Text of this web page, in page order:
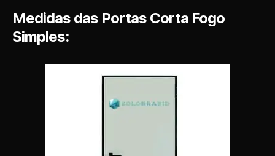
Medidas das Portas Corta Fogo
Simples: